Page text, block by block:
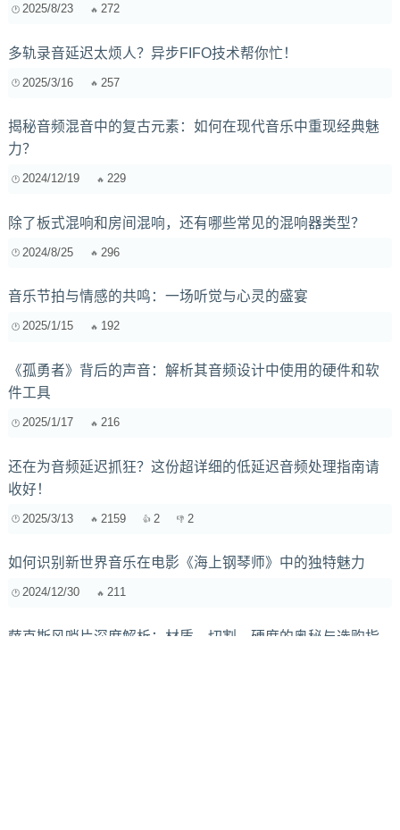
2025/8/23 272
多轨录音延迟太烦人？异步FIFO技术帮你忙！
2025/3/16 257
揭秘音频混音中的复古元素：如何在现代音乐中重现经典魅
力？
2024/12/19 229
除了板式混响和房间混响，还有哪些常见的混响器类型？
2024/8/25 296
音乐节拍与情感的共鸣：一场听觉与心灵的盛宴
2025/1/15 192
《孤勇者》背后的声音：解析其音频设计中使用的硬件和软
件工具
2025/1/17 216
还在为音频延迟抓狂？这份超详细的低延迟音频处理指南请
收好！
2025/3/13 2159 2 2
如何识别新世界音乐在电影《海上钢琴师》中的独特魅力
2024/12/30 211
萨克斯风哨片深度解析：材质、切割、硬度的奥秘与选购指